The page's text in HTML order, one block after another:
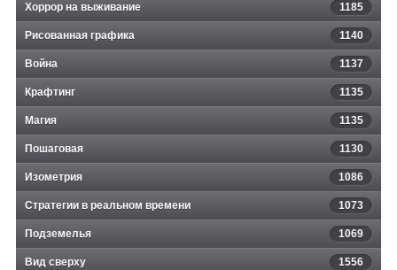
Хоррор на выживание 1185
Рисованная графика 1140
Война 1137
Крафтинг 1135
Магия 1135
Пошаговая 1130
Изометрия 1086
Стратегии в реальном времени 1073
Подземелья 1069
Вид сверху 1556